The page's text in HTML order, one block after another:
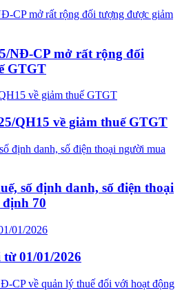
NĐ-CP mở rất rộng đối
GTGT
QH15 về giảm thuế GTGT
số định danh, số điện thoại
70
01/01/2026